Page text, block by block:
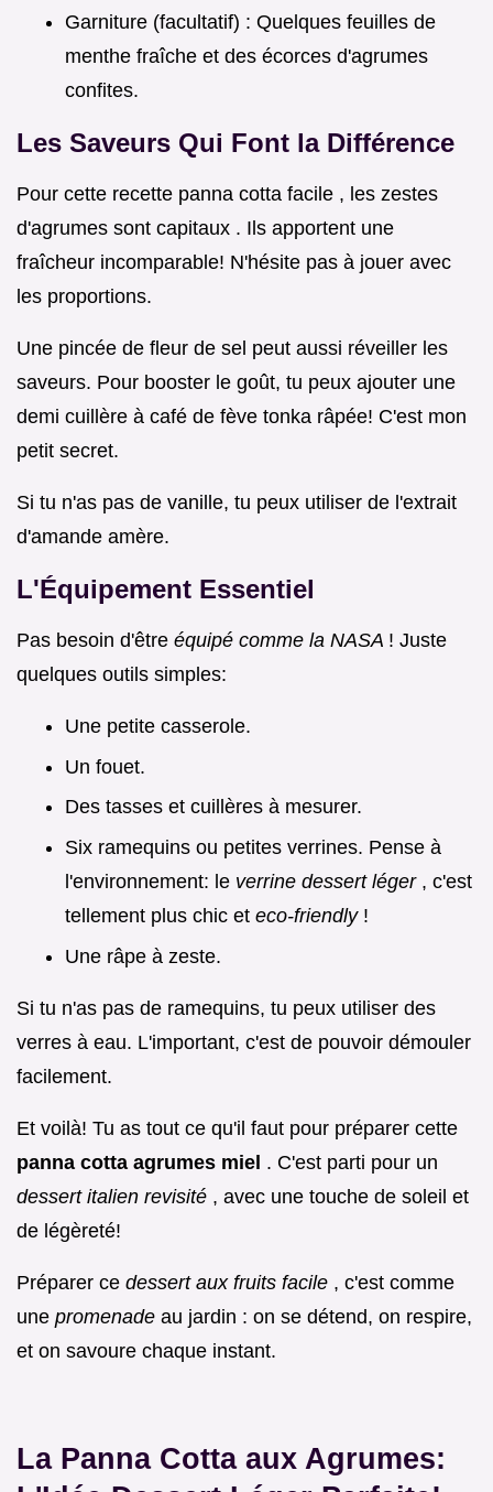
Garniture (facultatif) : Quelques feuilles de
menthe fraîche et des écorces d'agrumes
confites.
Les Saveurs Qui Font la Différence
Pour cette recette panna cotta facile , les zestes
d'agrumes sont capitaux . Ils apportent une
fraîcheur incomparable! N'hésite pas à jouer avec
les proportions.
Une pincée de fleur de sel peut aussi réveiller les
saveurs. Pour booster le goût, tu peux ajouter une
demi cuillère à café de fève tonka râpée! C'est mon
petit secret.
Si tu n'as pas de vanille, tu peux utiliser de l'extrait
d'amande amère.
L'Équipement Essentiel
Pas besoin d'être équipé comme la NASA ! Juste
quelques outils simples:
Une petite casserole.
Un fouet.
Des tasses et cuillères à mesurer.
Six ramequins ou petites verrines. Pense à
l'environnement: le verrine dessert léger , c'est
tellement plus chic et eco-friendly !
Une râpe à zeste.
Si tu n'as pas de ramequins, tu peux utiliser des
verres à eau. L'important, c'est de pouvoir démouler
facilement.
Et voilà! Tu as tout ce qu'il faut pour préparer cette
panna cotta agrumes miel . C'est parti pour un
dessert italien revisité , avec une touche de soleil et
de légèreté!
Préparer ce dessert aux fruits facile , c'est comme
une promenade au jardin : on se détend, on respire,
et on savoure chaque instant.
La Panna Cotta aux Agrumes: